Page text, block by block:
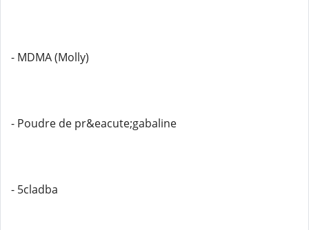
- MDMA (Molly)
- Poudre de pr&eacute;gabaline
- 5cladba